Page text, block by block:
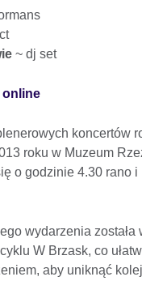
~ dj set
online
koncertów
roku w Muzeum
o godzinie 4.30 rano i
wydarzenia
W Brzask, co
aby uniknąć